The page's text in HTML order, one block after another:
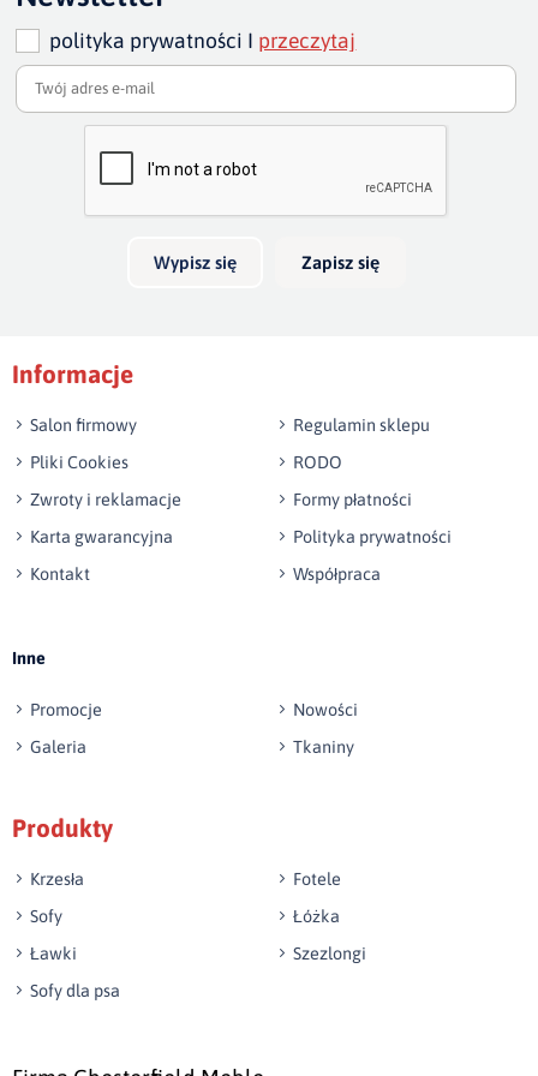
wysokość sofy:80 cm/ w najwyższym punkcie 87-88
szerokość całkowita sofy :
Dodaj opinię o produkcie
Twoja ocena
Bardzo dobry
Twoja opinia o produkcie
Wyślij opinię
polityka prywatności I przeczytaj
Wypisz się Zapisz się
Informacje
Salon firmowy
Regulamin sklepu
Pliki Cookies
RODO
Zwroty i reklamacje
Formy płatności
Karta gwarancyjna
Polityka prywatności
Kontakt
Współpraca
Inne
Promocje
Nowości
Galeria
Tkaniny
Produkty
Krzesła
Fotele
Sofy
Łóżka
Ławki
Szezlongi
Sofy dla psa